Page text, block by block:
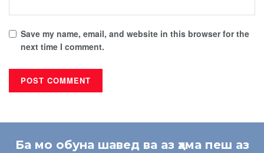
Save my name, email, and website in this browser for the
next time I comment.
Ба мо обуна шавед ва аз ҳама пеш аз